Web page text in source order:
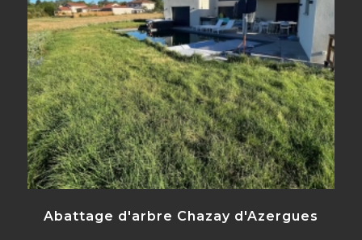
Abattage d'arbre Chazay d'Azergues